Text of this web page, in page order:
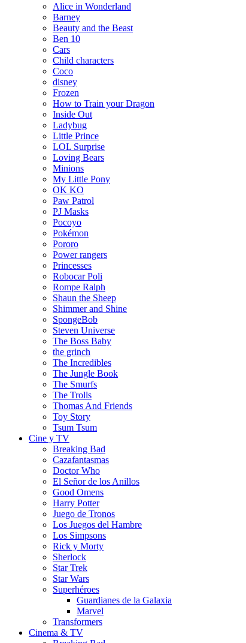
Alice in Wonderland
Barney
Beauty and the Beast
Ben 10
Cars
Child characters
Coco
disney
Frozen
How to Train your Dragon
Inside Out
Ladybug
Little Prince
LOL Surprise
Loving Bears
Minions
My Little Pony
OK KO
Paw Patrol
PJ Masks
Pocoyo
Pokémon
Pororo
Power rangers
Princesses
Robocar Poli
Rompe Ralph
Shaun the Sheep
Shimmer and Shine
SpongeBob
Steven Universe
The Boss Baby
the grinch
The Incredibles
The Jungle Book
The Smurfs
The Trolls
Thomas And Friends
Toy Story
Tsum Tsum
Cine y TV
Breaking Bad
Cazafantasmas
Doctor Who
El Señor de los Anillos
Good Omens
Harry Potter
Juego de Tronos
Los Juegos del Hambre
Los Simpsons
Rick y Morty
Sherlock
Star Trek
Star Wars
Superhéroes
Guardianes de la Galaxia
Marvel
Transformers
Cinema & TV